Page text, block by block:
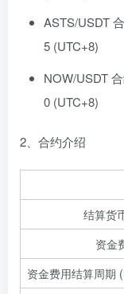
ASTS/USDT
5 (UTC+8)
NOW/USDT
0 (UTC+8)
2、合约介绍
结算货
资金
资金费用结算周期